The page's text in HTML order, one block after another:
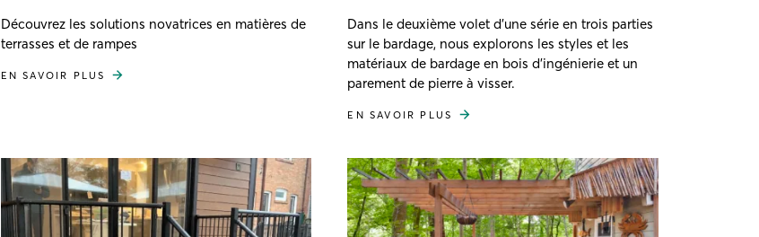
Découvrez les solutions novatrices en matières de
terrasses et de rampes
EN SAVOIR PLUS
Dans le deuxième volet d'une série en trois parties
sur le bardage, nous explorons les styles et les
matériaux de bardage en bois d'ingénierie et un
parement de pierre à visser.
EN SAVOIR PLUS